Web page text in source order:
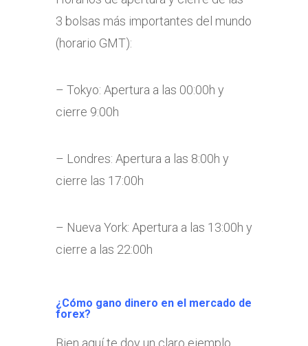
3 bolsas más importantes del mundo
(horario GMT):
– Tokyo: Apertura a las 00:00h y
cierre 9:00h
– Londres: Apertura a las 8:00h y
cierre las 17:00h
– Nueva York: Apertura a las 13:00h y
cierre a las 22:00h
¿Cómo gano dinero en el mercado de
forex?
Bien aquí te doy un claro ejemplo